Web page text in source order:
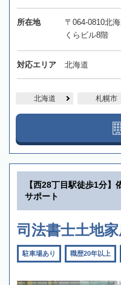
所在地
〒064-0810北
くらビル8階
対応エリア 北海道
北海道 札幌市
【西28丁目駅徒歩1分
サポート
司法書士土地
駐車場あり 職歴20年以上